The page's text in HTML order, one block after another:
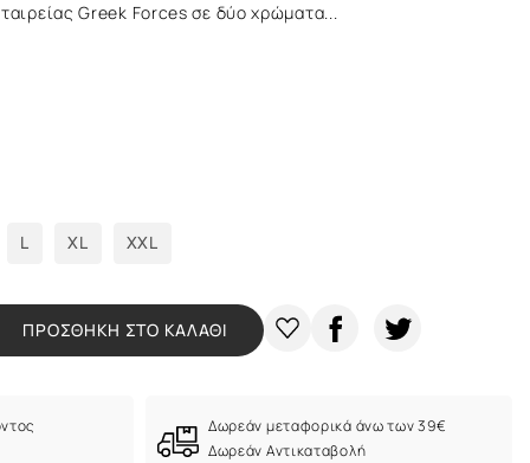
Greek Forces σε δύο χρώματα...
L XL XXL
ΠΡΟΣΘΗΚΗ ΣΤΟ ΚΑΛΑΘΙ
Δωρεάν μεταφορικά άνω των 39€
Δωρεάν Αντικαταβολή